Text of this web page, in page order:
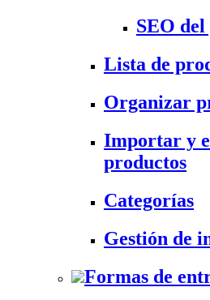
SEO
Lista de
Organizar
Importar y
productos
Categorías
Gestión de
Formas de